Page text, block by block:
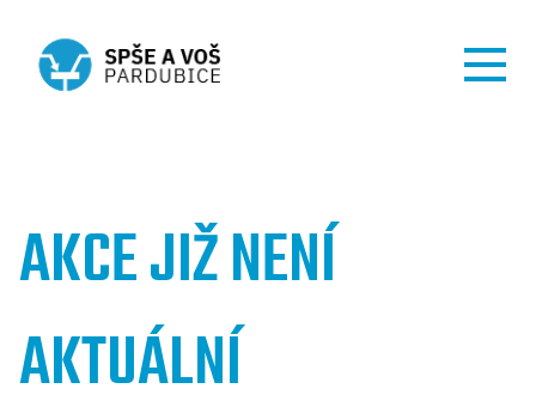
AKCE JIŽ NENÍ
AKTUÁLNÍ